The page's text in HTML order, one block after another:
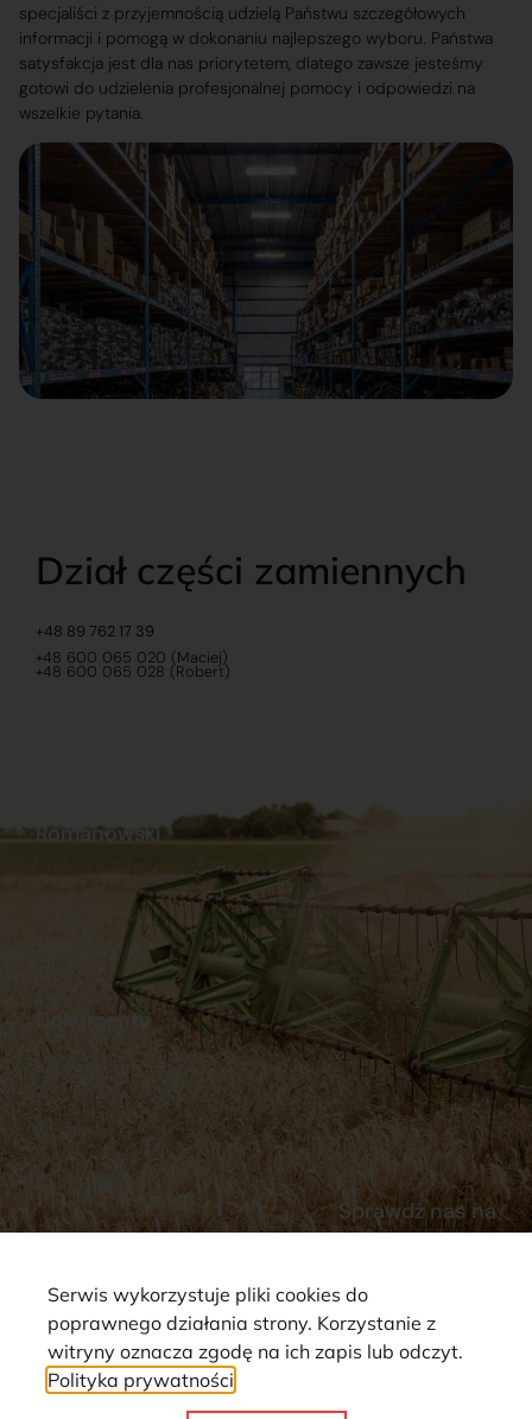
specjaliści z przyjemnością udzielą Państwu szczegółowych
informacji i pomogą w dokonaniu najlepszego wyboru. Państwa
satysfakcja jest dla nas priorytetem, dlatego zawsze jesteśmy
gotowi do udzielenia profesjonalnej pomocy i odpowiedzi na
wszelkie pytania.
Dział części zamiennych
+48 89 762 17 39
+48 600 065 020 (Maciej)
+48 600 065 028 (Robert)
Dokumenty
Regulamin
Polityka prywatności
Reklamacje i zwroty
Dostawy
Płatności
Romanowski
Sklep internetowy
Praca
Ubezpieczenia
Sprawdź nas na
Strona wykorzystuje pliki cookie. Wszystkie prawa zastrzeżone ©
Serwis wykorzystuje pliki cookies do
poprawnego działania strony. Korzystanie z
witryny oznacza zgodę na ich zapis lub odczyt.
Polityka prywatności